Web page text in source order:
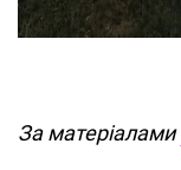
За матеріалами